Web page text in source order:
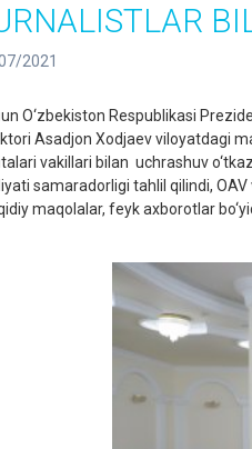
2021
O‘zbekiston Respublikasi
Asadjon Xodjaev viloyatdagi
vakillari bilan uchrashuv
samaradorligi tahlil qilindi, OAV
maqolalar, feyk axborotlar